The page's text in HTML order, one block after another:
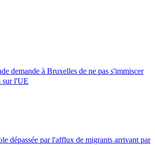
demande à Bruxelles de ne pas s'immiscer
sur l'UE
dépassée par l'afflux de migrants arrivant par